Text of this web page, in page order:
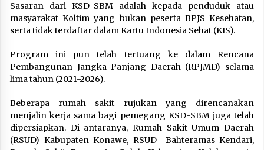
Sasaran dari KSD-SBM adalah kepada penduduk atau
masyarakat Koltim yang bukan peserta BPJS Kesehatan,
serta tidak terdaftar dalam Kartu Indonesia Sehat (KIS).
Program ini pun telah tertuang ke dalam Rencana
Pembangunan Jangka Panjang Daerah (RPJMD) selama
lima tahun (2021-2026).
Beberapa rumah sakit rujukan yang direncanakan
menjalin kerja sama bagi pemegang KSD-SBM juga telah
dipersiapkan. Di antaranya, Rumah Sakit Umum Daerah
(RSUD) Kabupaten Konawe, RSUD Bahteramas Kendari,